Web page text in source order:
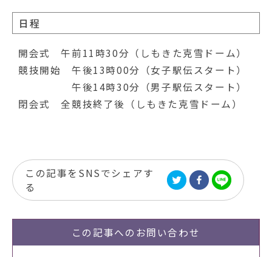
日程
開会式 午前11時30分（しもきた克雪ドーム）
競技開始 午後13時00分（女子駅伝スタート）
午後14時30分（男子駅伝スタート）
閉会式 全競技終了後（しもきた克雪ドーム）
この記事をSNSでシェアす
る
この記事への お問い合わせ